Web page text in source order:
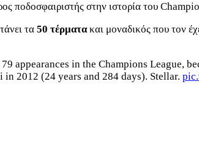
ποδοσφαιριστής στην ιστορία του
τα 50 τέρματακαι μοναδικός που τον
appearances in the Champions League,
2012 (24 years and 284 days). Stellar.